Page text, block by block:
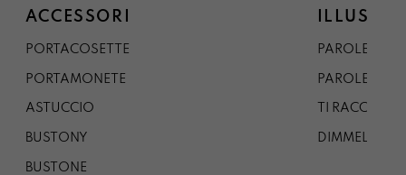
ACCESSORI
PORTACOSETTE
PORTAMONETE
ASTUCCIO
BUSTONY
BUSTONE
PAROLE DAL
PAROLE DA
TI
DIMMELO